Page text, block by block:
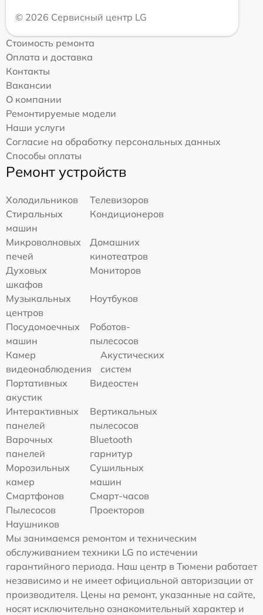
© 2026 Сервисный центр LG
Стоимость ремонта
Оплата и доставка
Контакты
Вакансии
О компании
Ремонтируемые модели
Наши услуги
Согласие на обработку персональных данных
Способы оплаты
Ремонт устройств
Холодильников
Телевизоров
Стиральных
машин
Кондиционеров
Микроволновых
печей
Домашних
кинотеатров
Духовых
шкафов
Мониторов
Музыкальных
центров
Ноутбуков
Посудомоечных
машин
Роботов-
пылесосов
Камер
видеонаблюдения
Акустических
систем
Портативных
акустик
Видеостен
Интерактивных
панелей
Вертикальных
пылесосов
Варочных
панелей
Bluetooth
гарнитур
Морозильных
камер
Сушильных
машин
Смартфонов
Смарт-часов
Пылесосов
Проекторов
Наушников
Мы занимаемся ремонтом и техническим
обслуживанием техники LG по истечении
гарантийного периода. Наш центр в Тюмени работает
независимо и не имеет официальной авторизации от
производителя. Цены на ремонт, указанные на сайте,
носят исключительно ознакомительный характер и